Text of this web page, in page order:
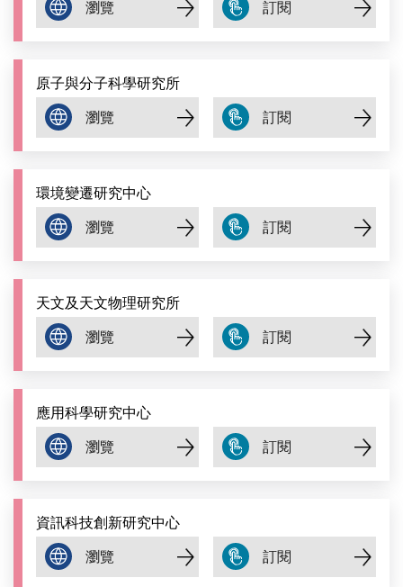
原子與分子科學研究所
環境變遷研究中心
天文及天文物理研究所
應用科學研究中心
資訊科技創新研究中心